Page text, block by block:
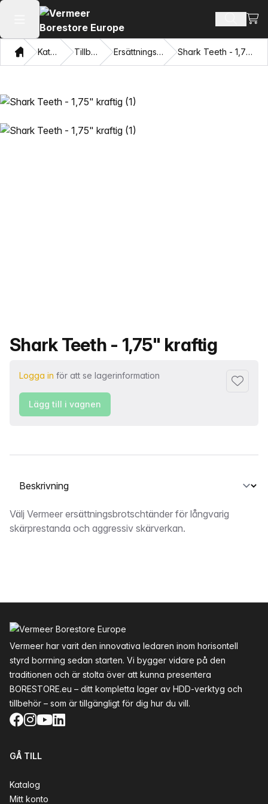
Öppna huvudmenyn Sök
Hem Katalog Tillbehör Ersättningständer Shark Teeth - 1,75" kraftig
Produktnamn
Shark Teeth - 1,75" kraftig
Logga in för att se lagerinformation
Lägg
Lägg till i vagnen
Välj en flik
Beskrivning
Välj Vermeer ersättningsbrotschtänder för långvarig
skärprestanda och aggressiv skärverkan.
Vermeer har varit den innovativa ledaren inom horisontell
styrd borrning sedan starten. Vi bygger vidare på den
traditionen och är stolta över att kunna presentera
BORESTORE.eu – ditt kompletta lager av HDD-verktyg och
tillbehör – som är tillgängligt för dig hur du vill.
Facebook
Instagram
YouTube
LinkedIn
GÅ TILL
Katalog
Mitt konto